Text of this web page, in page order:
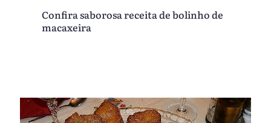
Confira saborosa receita de bolinho de
macaxeira